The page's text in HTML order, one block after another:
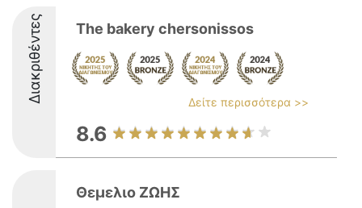
Διακριθέντες The bakery chersonissos
Δείτε περισσότερα >>
8.6
Θεμελιο ΖΩΗΣ